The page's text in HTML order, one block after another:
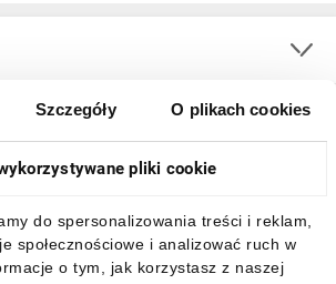
Szczegóły O plikach cookies
pliki cookie
do spersonalizowania treści i reklam,
społecznościowe i analizować ruch w
o tym, jak korzystasz z naszej